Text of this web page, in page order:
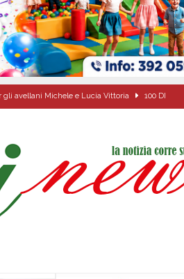
gli avellani Michele e Lucia Vittoria 100 DI
Miss Cinema Campania e Valeria Nettuno Miss
le domande Scuole ancora protagoniste, anche